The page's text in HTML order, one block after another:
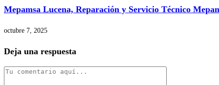
Mepamsa Lucena, Reparación y Servicio Técnico
octubre 7, 2025
Deja una respuesta
Comentario